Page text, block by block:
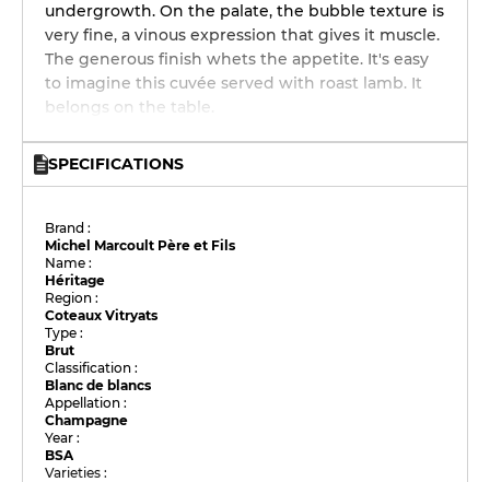
undergrowth. On the palate, the bubble texture is
very fine, a vinous expression that gives it muscle.
The generous finish whets the appetite. It's easy
to imagine this cuvée served with roast lamb. It
belongs on the table.
SPECIFICATIONS
Brand :
Michel Marcoult Père et Fils
Name :
Héritage
Region :
Coteaux Vitryats
Type :
Brut
Classification :
Blanc de blancs
Appellation :
Champagne
Year :
BSA
Varieties :